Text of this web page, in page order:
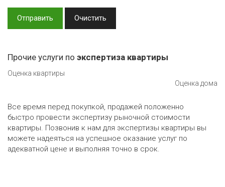
Отправить Очистить
Прочие услуги по экспертиза квартиры
Оценка квартиры
Оценка дома
Все время перед покупкой, продажей положенно
быстро провести экспертизу рыночной стоимости
квартиры. Позвонив к нам для экспертизы квартиры вы
можете надеяться на успешное оказание услуг по
адекватной цене и выполняя точно в срок.